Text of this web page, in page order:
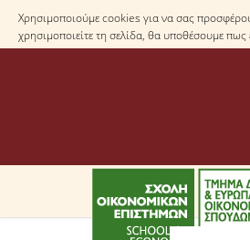
Χρησιμοποιούμε cookies για να σας
χρησιμοποιείτε τη σελίδα, θα υποθέσουμε